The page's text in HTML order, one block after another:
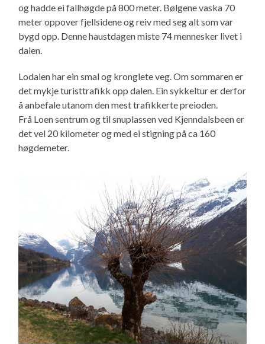
og hadde ei fallhøgde på 800 meter. Bølgene vaska 70
meter oppover fjellsidene og reiv med seg alt som var
bygd opp. Denne haustdagen miste 74 mennesker livet i
dalen.
Lodalen har ein smal og kronglete veg. Om sommaren er
det mykje turisttrafikk opp dalen. Ein sykkeltur er derfor
å anbefale utanom den mest trafikkerte preioden.
Frå Loen sentrum og til snuplassen ved Kjenndalsbeen er
det vel 20 kilometer og med ei stigning på ca 160
høgdemeter.